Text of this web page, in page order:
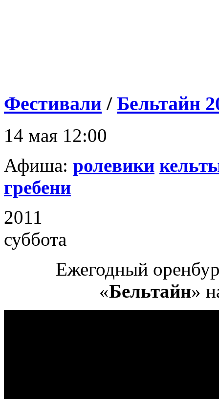
Фестивали / Бельтайн
14 мая 12:00
Афиша: ролевики
гребени
2011
суббота
Ежегодный
«Бельтайн»